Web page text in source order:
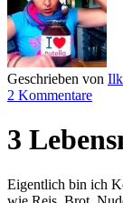
Geschrieben von
2 Kommentare
3
Eigentlich bin ich